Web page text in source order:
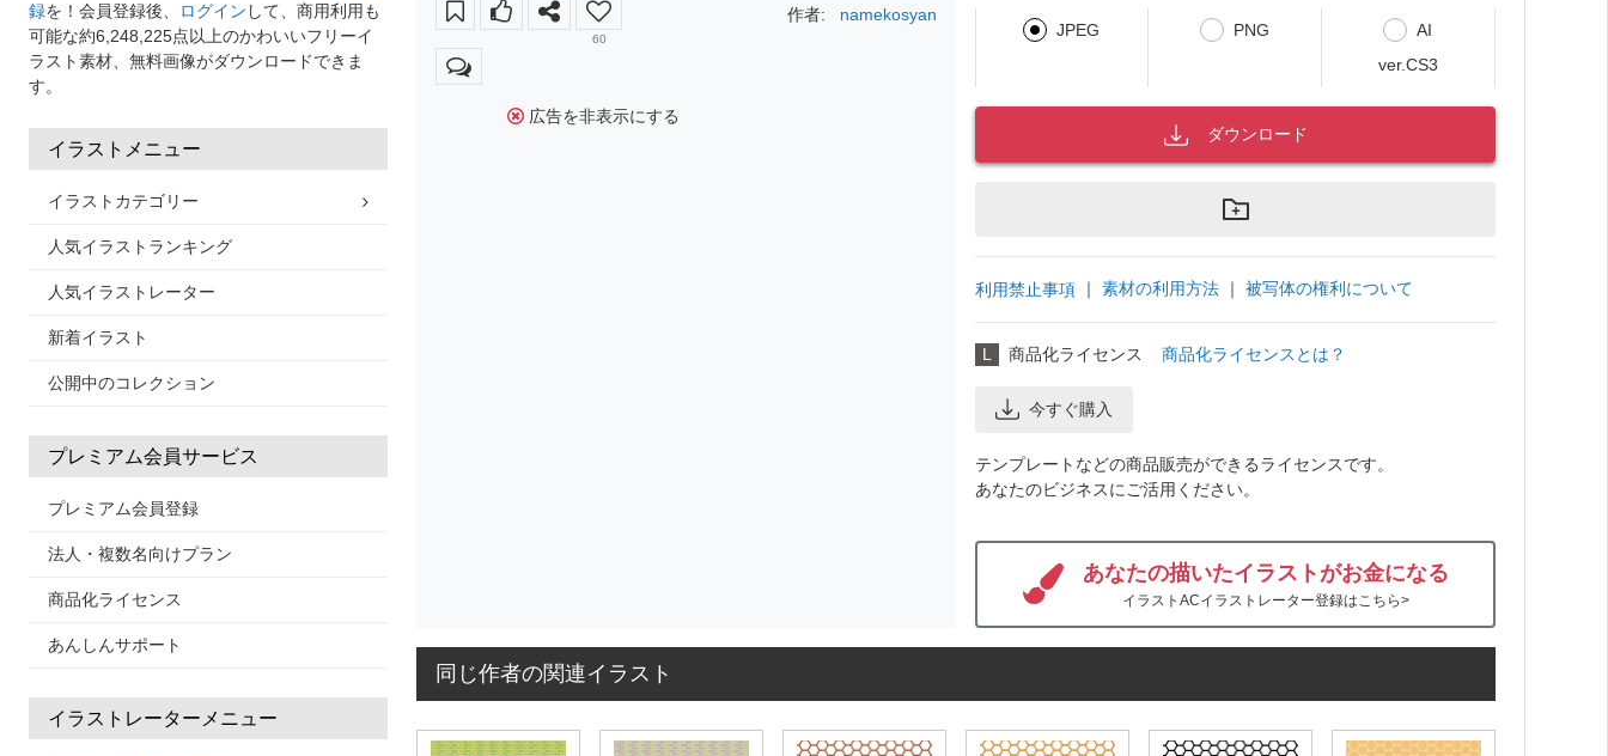
録を！会員登録後、 ログイン して、商用利用も
可能な約6,248,225点以上のかわいいフリーイ
ラスト素材、無料画像がダウンロードできま
す。
イラストメニュー
イラストカテゴリー
人気イラストランキング
人気イラストレーター
新着イラスト
公開中のコレクション
プレミアム会員サービス
プレミアム会員登録
法人・複数名向けプラン
商品化ライセンス
あんしんサポート
イラストレーターメニュー
60
作者: namekosyan
広告を非表示にする
JPEG PNG
AI
ver.CS3
ダウンロード
利用禁止事項 ｜ 素材の利用方法 ｜ 被写体の権利について
L 商品化ライセンス 商品化ライセンスとは？
今すぐ購入
テンプレートなどの商品販売ができるライセンスです。
あなたのビジネスにご活用ください。
あなたの描いたイラストがお金になる
イラストACイラストレーター登録はこちら>
同じ作者の関連イラスト